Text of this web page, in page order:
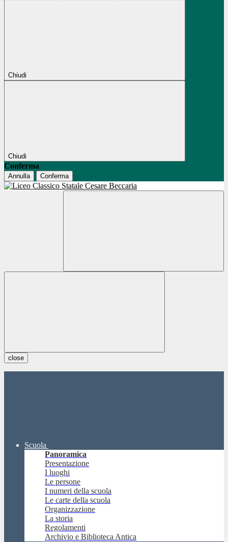
Chiudi
Chiudi
Conferma
Annulla Conferma
close
Scuola
Panoramica
Presentazione
I luoghi
Le persone
I numeri della scuola
Le carte della scuola
Organizzazione
La storia
Regolamenti
Archivio e Biblioteca Antica